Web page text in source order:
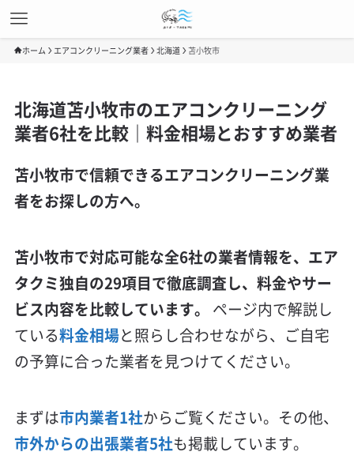
ホーム エアコンクリーニング業者 北海道 苫小牧市
北海道苫小牧市のエアコンクリーニング
業者6社を比較｜料金相場とおすすめ業者
苫小牧市で信頼できるエアコンクリーニング業
者をお探しの方へ。
苫小牧市で対応可能な全6社の業者情報を、エア
タクミ独自の29項目で徹底調査し、料金やサー
ビス内容を比較しています。
ページ内で解説し
ている料金相場と照らし合わせながら、ご自宅
の予算に合った業者を見つけてください。
まずは市内業者1社からご覧ください。その他、
市外からの出張業者5社も掲載しています。